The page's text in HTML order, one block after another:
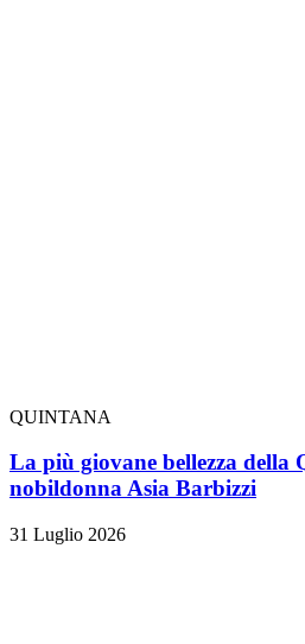
QUINTANA
La più giovane bellezza della
nobildonna Asia Barbizzi
31 Luglio 2026